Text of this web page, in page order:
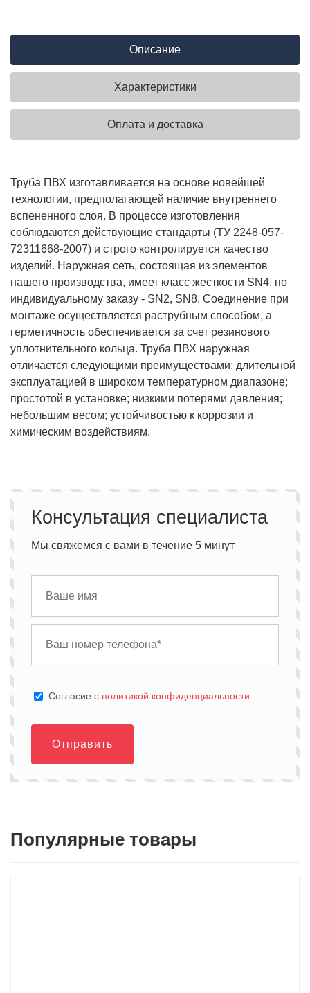
Описание
Характеристики
Оплата и доставка
Труба ПВХ изготавливается на основе новейшей
технологии, предполагающей наличие внутреннего
вспененного слоя. В процессе изготовления
соблюдаются действующие стандарты (ТУ 2248-057-
72311668-2007) и строго контролируется качество
изделий. Наружная сеть, состоящая из элементов
нашего производства, имеет класс жесткости SN4, по
индивидуальному заказу - SN2, SN8. Соединение при
монтаже осуществляется раструбным способом, а
герметичность обеспечивается за счет резинового
уплотнительного кольца. Труба ПВХ наружная
отличается следующими преимуществами: длительной
эксплуатацией в широком температурном диапазоне;
простотой в установке; низкими потерями давления;
небольшим весом; устойчивостью к коррозии и
химическим воздействиям.
Консультация специалиста
Мы свяжемся с вами в течение 5 минут
Cогласие с политикой конфиденциальности
Отправить
Популярные товары